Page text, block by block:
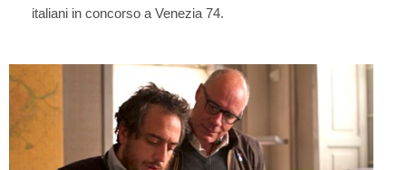
italiani in concorso a Venezia 74.